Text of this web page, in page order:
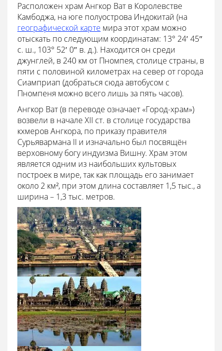
Расположен храм Ангкор Ват в Королевстве
Камбоджа, на юге полуострова Индокитай (на
географической карте мира этот храм можно
отыскать по следующим координатам: 13° 24′ 45″
с. ш., 103° 52′ 0″ в. д.). Находится он среди
джунглей, в 240 км от Пномпея, столице страны, в
пяти с половиной километрах на север от города
Сиамприап (добраться сюда автобусом с
Пномпеня можно всего лишь за пять часов).
Ангкор Ват (в переводе означает «Город-храм»)
возвели в начале XII ст. в столице государства
кхмеров Ангкора, по приказу правителя
Сурьявармана II и изначально был посвящён
верховному богу индуизма Вишну. Храм этом
является одним из наибольших культовых
построек в мире, так как площадь его занимает
около 2 км², при этом длина составляет 1,5 тыс., а
ширина – 1,3 тыс. метров.